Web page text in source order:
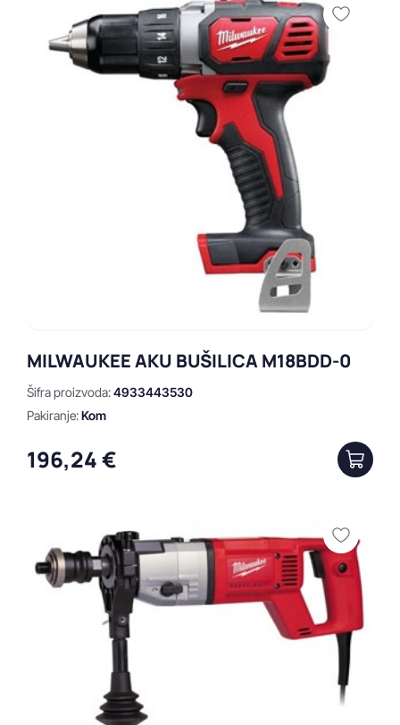
MILWAUKEE AKU BUŠILICA M18BDD-0
Šifra proizvoda:4933443530
Pakiranje:Kom
196,24 €